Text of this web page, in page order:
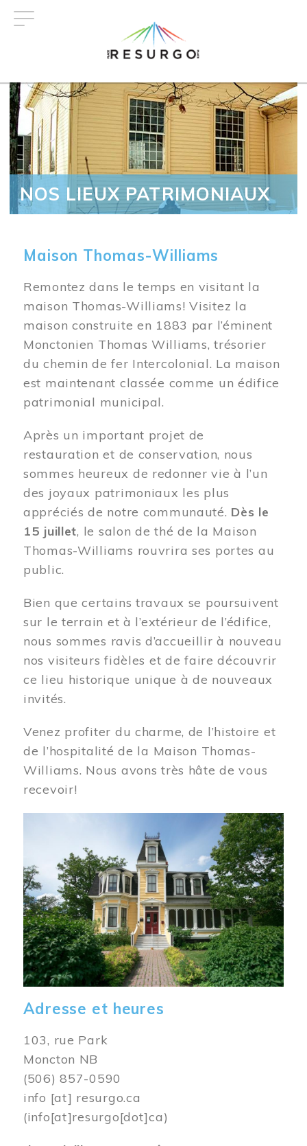
NOS LIEUX PATRIMONIAUX
Maison Thomas-Williams
Remontez dans le temps en visitant la
maison Thomas-Williams! Visitez la
maison construite en 1883 par l’éminent
Monctonien Thomas Williams, trésorier
du chemin de fer Intercolonial. La maison
est maintenant classée comme un édifice
patrimonial municipal.
Après un important projet de
restauration et de conservation, nous
sommes heureux de redonner vie à l’un
des joyaux patrimoniaux les plus
appréciés de notre communauté. Dès le
15 juillet, le salon de thé de la Maison
Thomas-Williams rouvrira ses portes au
public.
Bien que certains travaux se poursuivent
sur le terrain et à l’extérieur de l’édifice,
nous sommes ravis d’accueillir à nouveau
nos visiteurs fidèles et de faire découvrir
ce lieu historique unique à de nouveaux
invités.
Venez profiter du charme, de l’histoire et
de l’hospitalité de la Maison Thomas-
Williams. Nous avons très hâte de vous
recevoir!
Adresse et heures
103, rue Park
Moncton NB
(506) 857-0590
info [at] resurgo.ca
(info[at]resurgo[dot]ca)